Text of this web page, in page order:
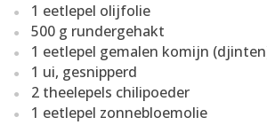
1 eetlepel olijfolie
500 g rundergehakt
1 eetlepel gemalen komijn
1 ui, gesnipperd
2 theelepels chilipoeder
1 eetlepel zonnebloemolie